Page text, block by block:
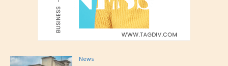
News